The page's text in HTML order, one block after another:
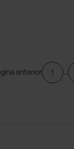
anterior 1 …